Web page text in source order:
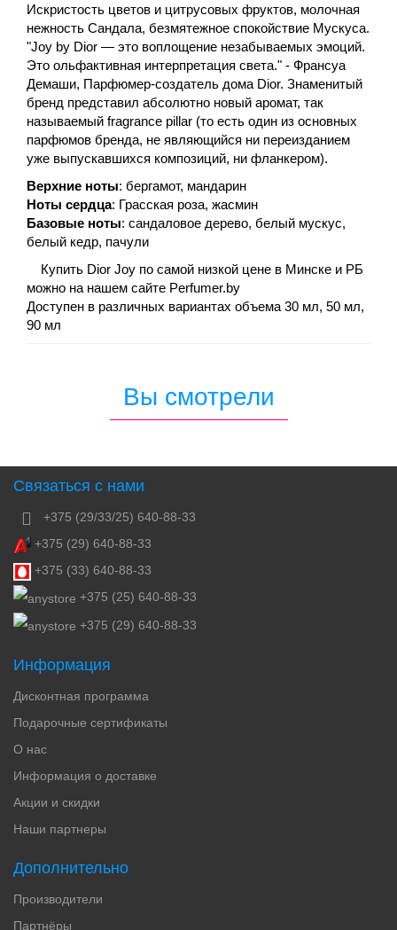
Искристость цветов и цитрусовых фруктов, молочная
нежность Сандала, безмятежное спокойствие Мускуса.
"Joy by Dior — это воплощение незабываемых эмоций.
Это ольфактивная интерпретация света." - Франсуа
Демаши, Парфюмер-создатель дома Dior. Знаменитый
бренд представил абсолютно новый аромат, так
называемый fragrance pillar (то есть один из основных
парфюмов бренда, не являющийся ни переизданием
уже выпускавшихся композиций, ни фланкером).
Верхние ноты: бергамот, мандарин
Ноты сердца: Грасская роза, жасмин
Базовые ноты: сандаловое дерево, белый мускус,
белый кедр, пачули
Купить Dior Joy по самой низкой цене в Минске и РБ
можно на нашем сайте Perfumer.by
Доступен в различных вариантах объема 30 мл, 50 мл,
90 мл
Вы смотрели
Связаться с нами
+375 (29/33/25) 640-88-33
+375 (29) 640-88-33
+375 (33) 640-88-33
+375 (25) 640-88-33
+375 (29) 640-88-33
Информация
Дисконтная программа
Подарочные сертификаты
О нас
Информация о доставке
Акции и скидки
Наши партнеры
Дополнительно
Производители
Партнёры